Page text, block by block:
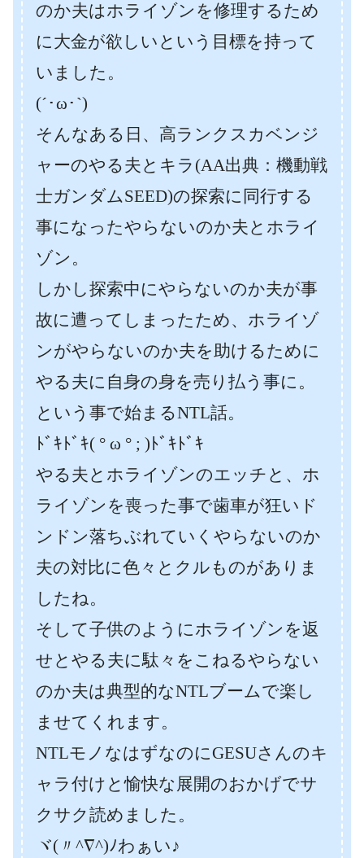
のか夫はホライゾンを修理するため
に大金が欲しいという目標を持って
いました。
(´･ω･`)
そんなある日、高ランクスカベンジ
ャーのやる夫とキラ(AA出典：機動戦
士ガンダムSEED)の探索に同行する
事になったやらないのか夫とホライ
ゾン。
しかし探索中にやらないのか夫が事
故に遭ってしまったため、ホライゾ
ンがやらないのか夫を助けるために
やる夫に自身の身を売り払う事に。
という事で始まるNTL話。
ﾄﾞｷﾄﾞｷ( ° ω ° ; )ﾄﾞｷﾄﾞｷ
やる夫とホライゾンのエッチと、ホ
ライゾンを喪った事で歯車が狂いド
ンドン落ちぶれていくやらないのか
夫の対比に色々とクルものがありま
したね。
そして子供のようにホライゾンを返
せとやる夫に駄々をこねるやらない
のか夫は典型的なNTLブームで楽し
ませてくれます。
NTLモノなはずなのにGESUさんのキ
ャラ付けと愉快な展開のおかげでサ
クサク読めました。
ヾ(〃^∇^)ﾉわぁい♪